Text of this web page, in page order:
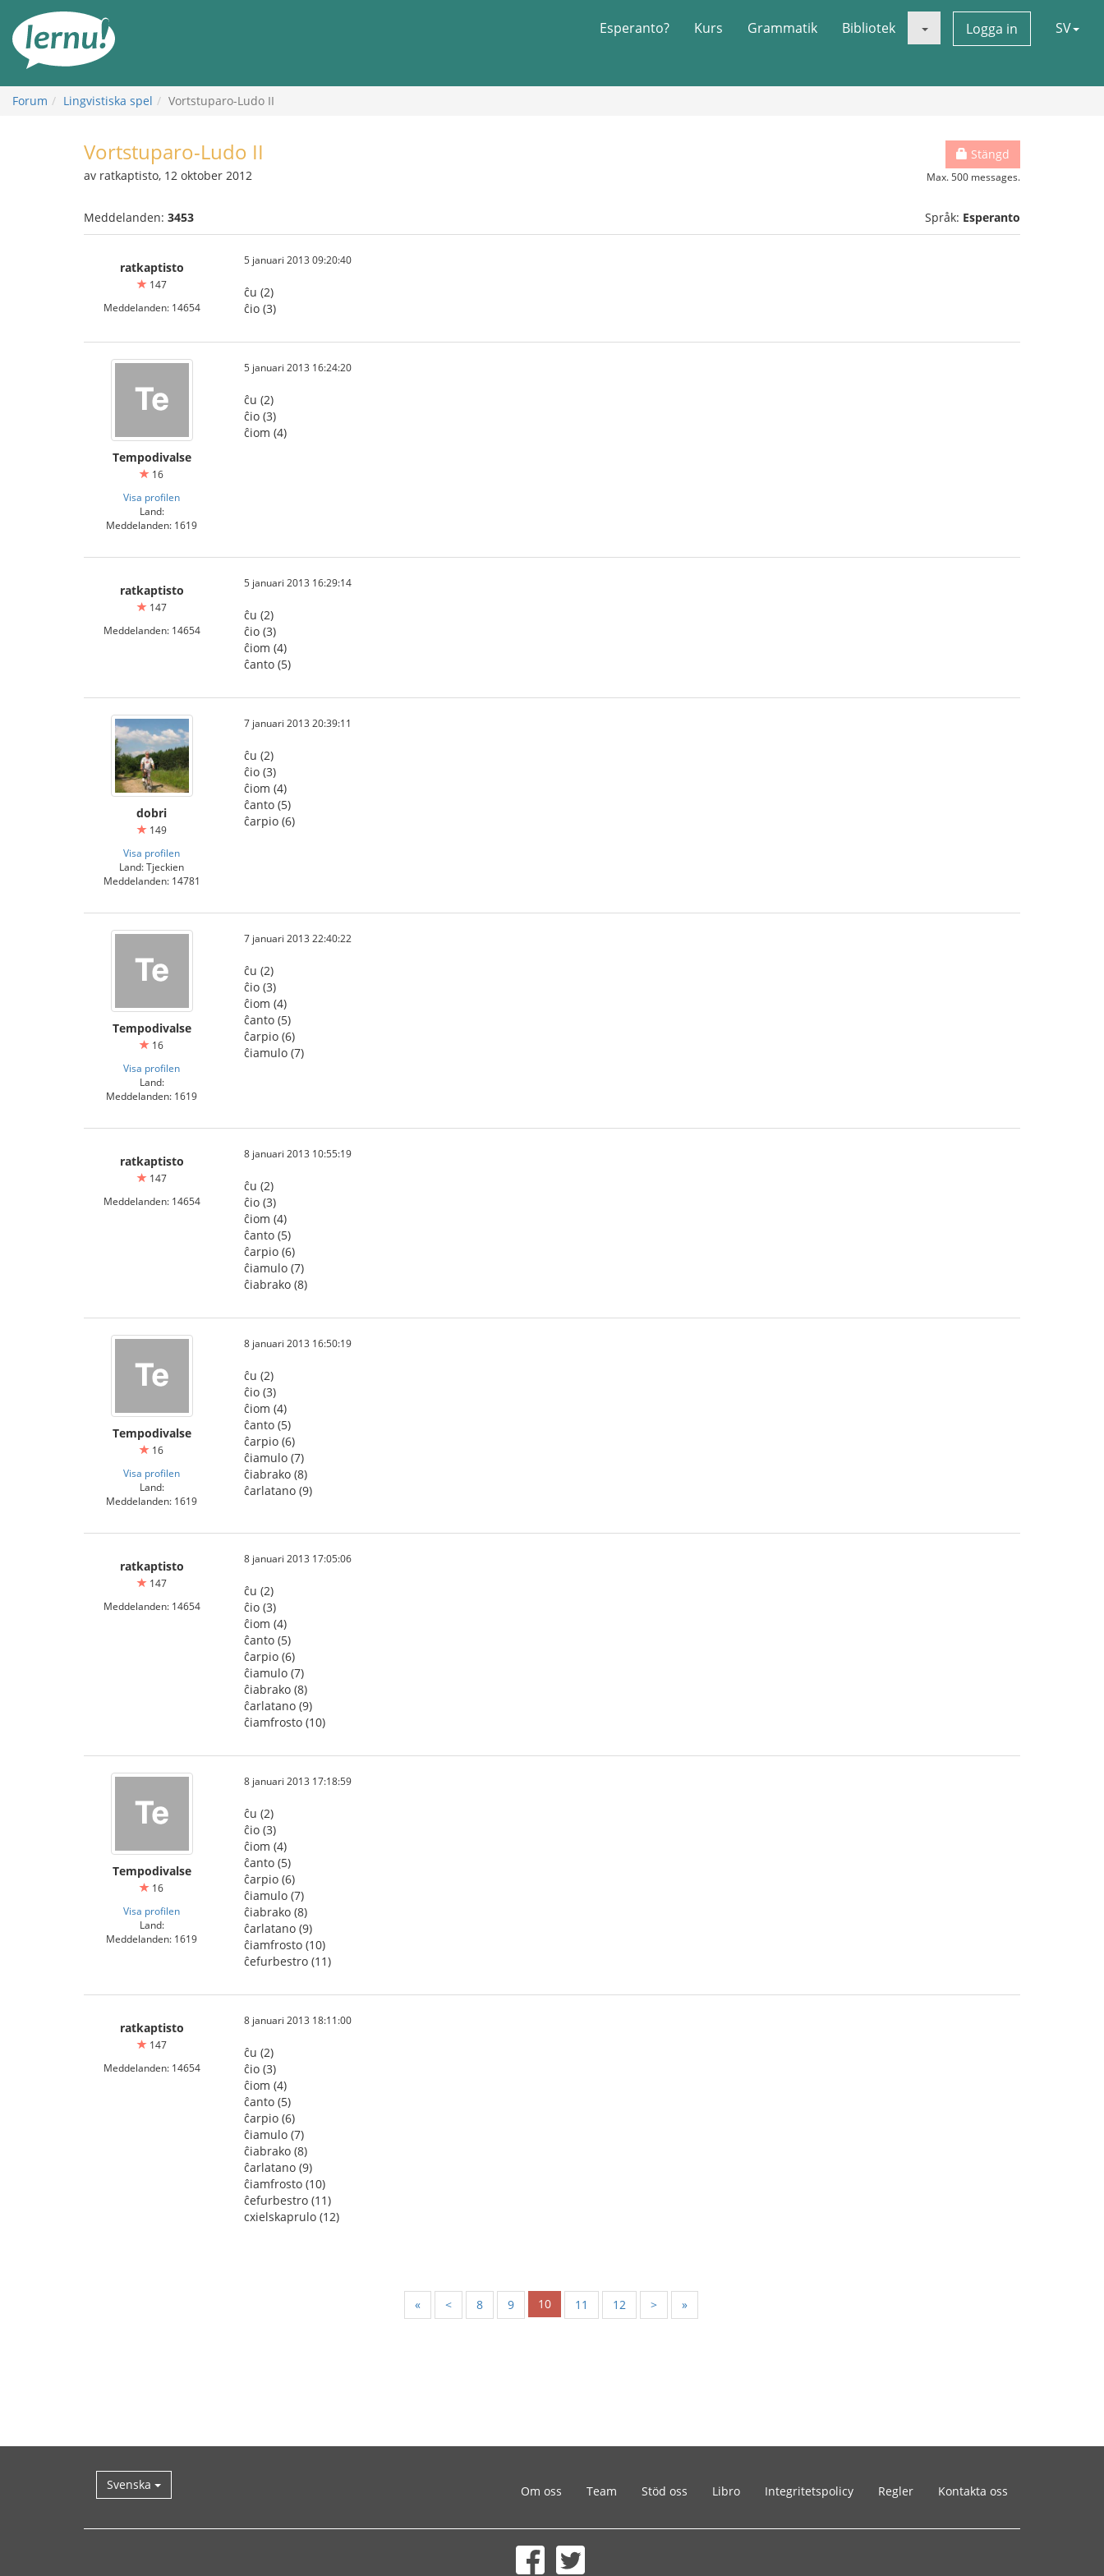
sidans
innehåll
Esperanto? Kurs Grammatik Bibliotek Logga in SV
Forum Lingvistiska spel Vortstuparo-Ludo II
Stängd
Max. 500 messages.
Vortstuparo-Ludo II
av ratkaptisto, 12 oktober 2012
Meddelanden: 3453 Språk: Esperanto
ratkaptisto
147
Meddelanden: 14654
5 januari 2013 09:20:40
ĉu (2)
ĉio (3)
Tempodivalse
16
Visa profilen
Land:
Meddelanden: 1619
5 januari 2013 16:24:20
ĉu (2)
ĉio (3)
ĉiom (4)
ratkaptisto
147
Meddelanden: 14654
5 januari 2013 16:29:14
ĉu (2)
ĉio (3)
ĉiom (4)
ĉanto (5)
dobri
149
Visa profilen
Land: Tjeckien
Meddelanden: 14781
7 januari 2013 20:39:11
ĉu (2)
ĉio (3)
ĉiom (4)
ĉanto (5)
ĉarpio (6)
Tempodivalse
16
Visa profilen
Land:
Meddelanden: 1619
7 januari 2013 22:40:22
ĉu (2)
ĉio (3)
ĉiom (4)
ĉanto (5)
ĉarpio (6)
ĉiamulo (7)
ratkaptisto
147
Meddelanden: 14654
8 januari 2013 10:55:19
ĉu (2)
ĉio (3)
ĉiom (4)
ĉanto (5)
ĉarpio (6)
ĉiamulo (7)
ĉiabrako (8)
Tempodivalse
16
Visa profilen
Land:
Meddelanden: 1619
8 januari 2013 16:50:19
ĉu (2)
ĉio (3)
ĉiom (4)
ĉanto (5)
ĉarpio (6)
ĉiamulo (7)
ĉiabrako (8)
ĉarlatano (9)
ratkaptisto
147
Meddelanden: 14654
8 januari 2013 17:05:06
ĉu (2)
ĉio (3)
ĉiom (4)
ĉanto (5)
ĉarpio (6)
ĉiamulo (7)
ĉiabrako (8)
ĉarlatano (9)
ĉiamfrosto (10)
Tempodivalse
16
Visa profilen
Land:
Meddelanden: 1619
8 januari 2013 17:18:59
ĉu (2)
ĉio (3)
ĉiom (4)
ĉanto (5)
ĉarpio (6)
ĉiamulo (7)
ĉiabrako (8)
ĉarlatano (9)
ĉiamfrosto (10)
ĉefurbestro (11)
ratkaptisto
147
Meddelanden: 14654
8 januari 2013 18:11:00
ĉu (2)
ĉio (3)
ĉiom (4)
ĉanto (5)
ĉarpio (6)
ĉiamulo (7)
ĉiabrako (8)
ĉarlatano (9)
ĉiamfrosto (10)
ĉefurbestro (11)
cxielskaprulo (12)
« < 8 9 10 11 12 > »
Svenska Om oss Team Stöd oss Libro Integritetspolicy Regler Kontakta oss